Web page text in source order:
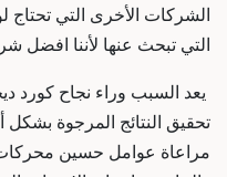
الشركات الأخرى التي تحتاج
التي تبحث عنها لأننا افضل
يعد السبب وراء نجاح كورد
تحقيق النتائج المرجوة
مراعاة عوامل حسين محركات